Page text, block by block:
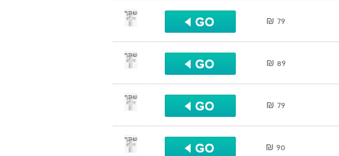
79 ₪
שתף
89 ₪
שתף
79 ₪
שתף
90 ₪
שתף